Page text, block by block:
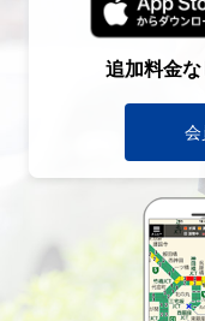
追加料金な
会